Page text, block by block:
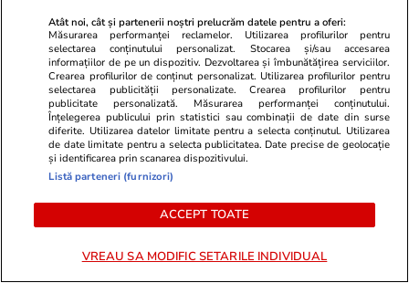
Știri Externe 06:21
SUA anunță că au interceptat un atac surpriză
al Iranului. Lovituri comune ale americanilor cu
Arabia Saudită în Irak, iar războiul din Orientul
Mijlociu se amplifică
Citește mai multe
TRENDING
Atât noi, cât și partenerii noștri prelucrăm datele pentru a oferi:
Măsurarea performanței reclamelor. Utilizarea profilurilor pentru
selectarea conținutului personalizat. Stocarea și/sau accesarea
informațiilor de pe un dispozitiv. Dezvoltarea și îmbunătățirea serviciilor.
Crearea profilurilor de conținut personalizat. Utilizarea profilurilor pentru
selectarea publicității personalizate. Crearea profilurilor pentru
publicitate personalizată. Măsurarea performanței conținutului.
Înțelegerea publicului prin statistici sau combinații de date din surse
diferite. Utilizarea datelor limitate pentru a selecta conținutul. Utilizarea
de date limitate pentru a selecta publicitatea. Date precise de geolocație
și identificarea prin scanarea dispozitivului.
Listă parteneri (furnizori)
ACCEPT TOATE
VREAU SA MODIFIC SETARILE INDIVIDUAL